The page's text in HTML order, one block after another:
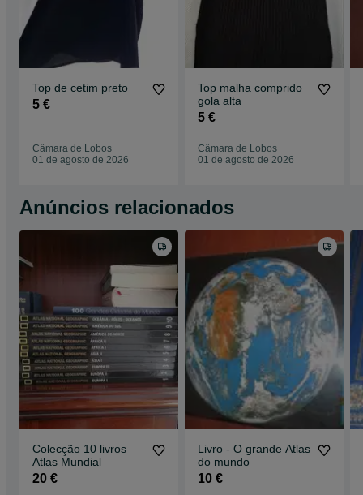
Top de cetim preto
5 €
Câmara de Lobos
01 de agosto de 2026
Top malha comprido
gola alta
5 €
Câmara de Lobos
01 de agosto de 2026
Anúncios relacionados
Colecção 10 livros
Atlas Mundial
20 €
Livro - O grande Atlas
do mundo
10 €